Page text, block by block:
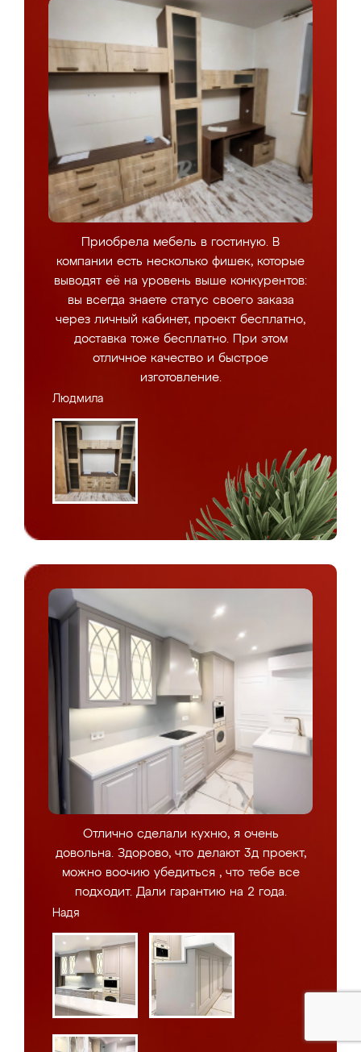
Приобрела мебель в гостиную. В
компании есть несколько фишек, которые
выводят её на уровень выше конкурентов:
вы всегда знаете статус своего заказа
через личный кабинет, проект бесплатно,
доставка тоже бесплатно. При этом
отличное качество и быстрое
изготовление.
Людмила
Отлично сделали кухню, я очень
довольна. Здорово, что делают 3д проект,
можно воочию убедиться , что тебе все
подходит. Дали гарантию на 2 года.
Надя